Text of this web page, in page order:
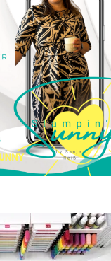
Januar 2025
NEU:
Club